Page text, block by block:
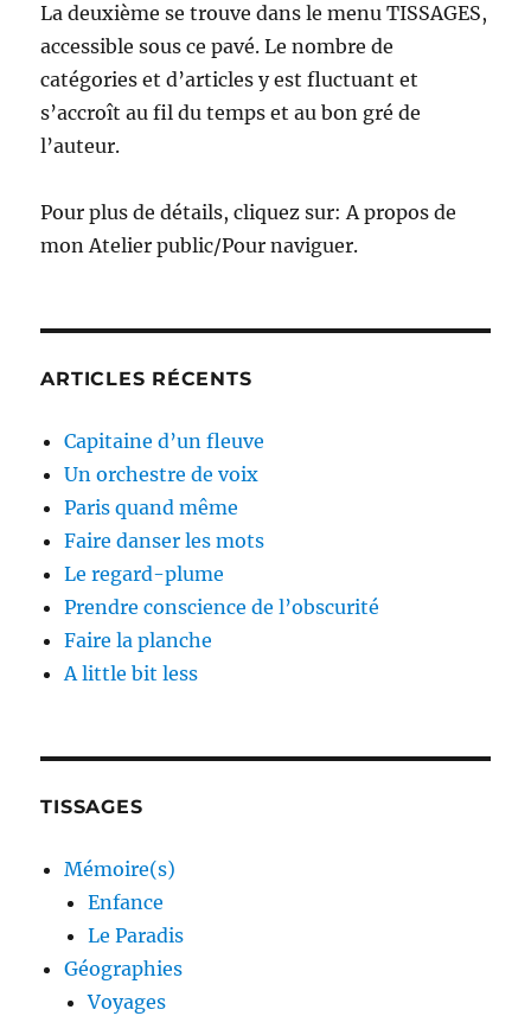
La deuxième se trouve dans le menu TISSAGES,
accessible sous ce pavé. Le nombre de
catégories et d’articles y est fluctuant et
s’accroît au fil du temps et au bon gré de
l’auteur.
Pour plus de détails, cliquez sur: A propos de
mon Atelier public/Pour naviguer.
ARTICLES RÉCENTS
Capitaine d’un fleuve
Un orchestre de voix
Paris quand même
Faire danser les mots
Le regard-plume
Prendre conscience de l’obscurité
Faire la planche
A little bit less
TISSAGES
Mémoire(s)
Enfance
Le Paradis
Géographies
Voyages